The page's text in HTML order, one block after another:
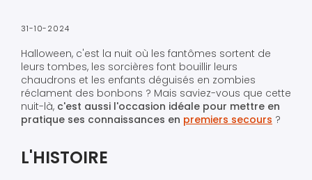
31-10-2024
Halloween, c'est la nuit où les fantômes sortent de
leurs tombes, les sorcières font bouillir leurs
chaudrons et les enfants déguisés en zombies
réclament des bonbons ? Mais saviez-vous que cette
nuit-là, c'est aussi l'occasion idéale pour mettre en
pratique ses connaissances en premiers secours ?
L'HISTOIRE